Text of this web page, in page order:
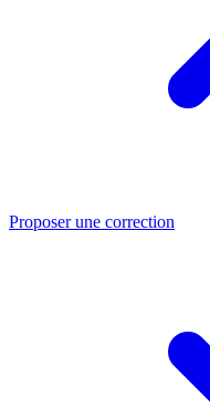
Proposer une correction